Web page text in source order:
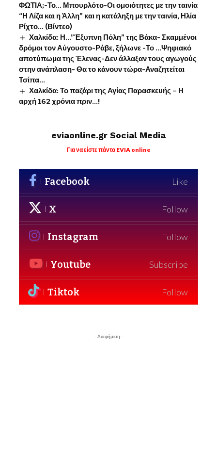
ΦΩΤΙΑ;-Το… Μπουρλότο-Οι ομοιότητες με την ταινία
“Η Λίζα και η Άλλη” και η κατάληξη με την ταινία, Ηλία
Ρίχτο… (Βίντεο)
Χαλκίδα: Η…”Έξυπνη Πόλη” της Βάκα- Σκαμμένοι
δρόμοι τον Αύγουστο-Ράβε, ξήλωνε -Το …Ψηφιακό
αποτύπωμα της Έλενας-Δεν άλλαξαν τους αγωγούς
στην ανάπλαση- Θα το κάνουν τώρα-Αναζητείται
Τσίπα…
Χαλκίδα: Το παζάρι της Αγίας Παρασκευής – Η
αρχή 162 χρόνια πριν…!
eviaonline.gr Social Media
Για να είστε πάντα EVIA online
Facebook Like
X Follow
Instagram Follow
Youtube Subscribe
Tiktok Follow
- Διαφήμιση -